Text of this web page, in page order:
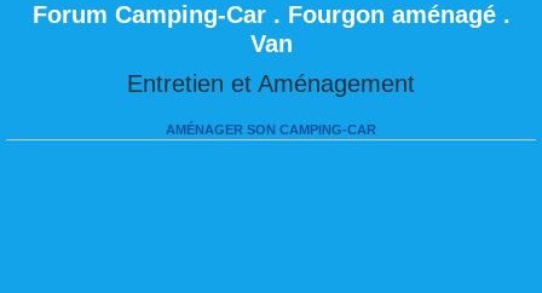
Forum Camping-Car . Fourgon aménagé .
Van
Entretien et Aménagement
AMÉNAGER SON CAMPING-CAR